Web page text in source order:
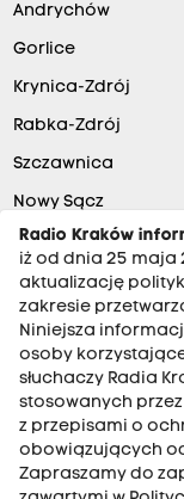
Andrychów
Gorlice
Krynica-Zdrój
Rabka-Zdrój
Szczawnica
Nowy Sącz
RADIO KRAKÓW
Kraków
Radio Kraków
iż od dnia 25 maja
aktualizację
zakresie
Niniejsza
osoby
słuchaczy Radia
stosowanych
z przepisami o
obowiązujących
Zapraszamy do